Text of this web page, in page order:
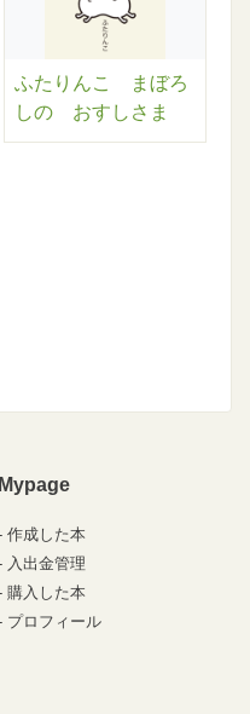
ふたりんこ まぼろ
しの おすしさま
Mypage
作成した本
入出金管理
購入した本
プロフィール